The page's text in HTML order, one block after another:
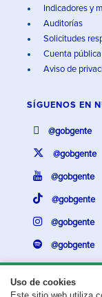
Uso de cookies
Indicadores y
Auditorías
Solicitudes
Cuenta pública
Aviso de
SÍGUENOS EN
@gobgente
@gobgente
@gobgente
@gobgente
@gobgente
@gobgente